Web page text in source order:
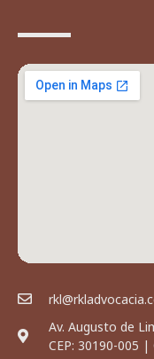
Av. Augusto de
CEP: 30190-005